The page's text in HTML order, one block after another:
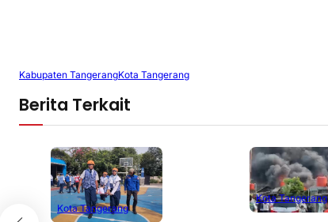
Kabupaten TangerangKota Tangerang
Berita Terkait
Kota Tangerang
Kota Tangerang